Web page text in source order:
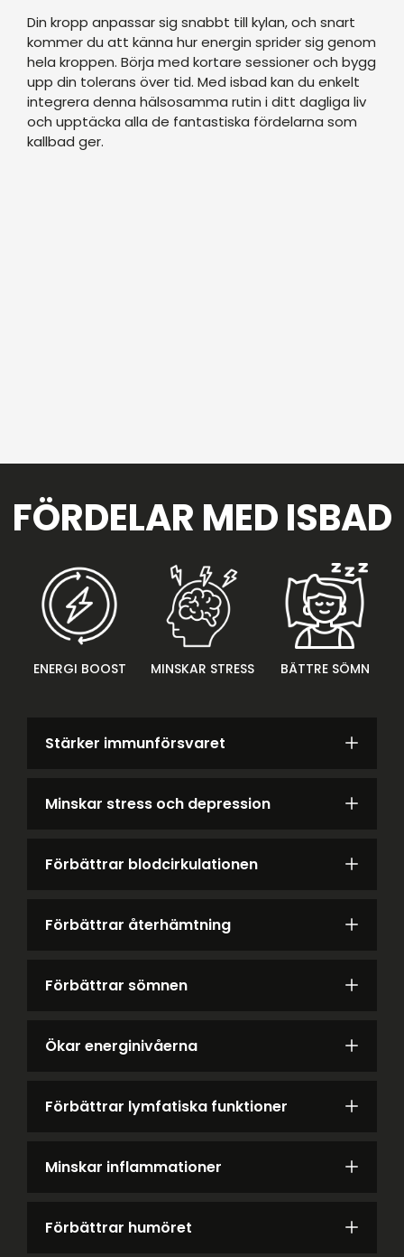
Din kropp anpassar sig snabbt till kylan, och snart
kommer du att känna hur energin sprider sig genom
hela kroppen. Börja med kortare sessioner och bygg
upp din tolerans över tid. Med isbad kan du enkelt
integrera denna hälsosamma rutin i ditt dagliga liv
och upptäcka alla de fantastiska fördelarna som
kallbad ger.
FÖRDELAR MED ISBAD
ENERGI BOOST MINSKAR STRESS BÄTTRE SÖMN
Stärker immunförsvaret
Minskar stress och depression
Förbättrar blodcirkulationen
Förbättrar återhämtning
Förbättrar sömnen
Ökar energinivåerna
Förbättrar lymfatiska funktioner
Minskar inflammationer
Förbättrar humöret